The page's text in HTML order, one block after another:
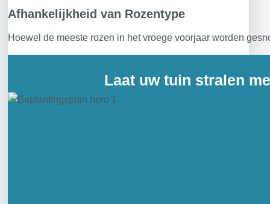
Afhankelijkheid van Rozentype
Hoewel de meeste rozen in het vroege voorjaar worden
Laat uw tuin stralen